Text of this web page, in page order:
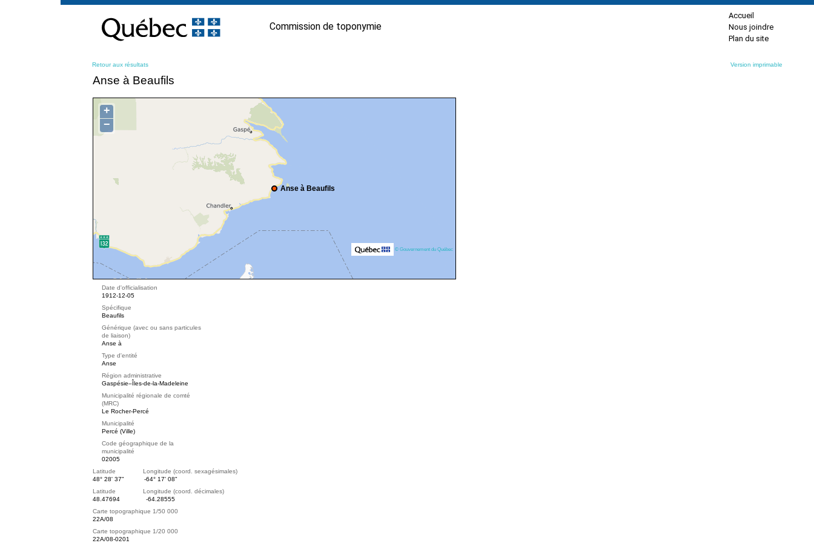
contenu
Commission de toponymie
Accueil
Nous joindre
Plan du site
Retour aux résultats Version imprimable
Anse à Beaufils
Anse à Beaufils
+
−
© Gouvernement du Québec
Date d'officialisation
1912-12-05
Spécifique
Beaufils
Générique (avec ou sans particules
de liaison)
Anse à
Type d'entité
Anse
Région administrative
Gaspésie–Îles-de-la-Madeleine
Municipalité régionale de comté
(MRC)
Le Rocher-Percé
Municipalité
Percé (Ville)
Code géographique de la
municipalité
02005
Latitude Longitude (coord. sexagésimales)
48° 28' 37"
-64° 17' 08"
Latitude Longitude (coord. décimales)
48.47694
-64.28555
Carte topographique 1/50 000
22A/08
Carte topographique 1/20 000
22A/08-0201